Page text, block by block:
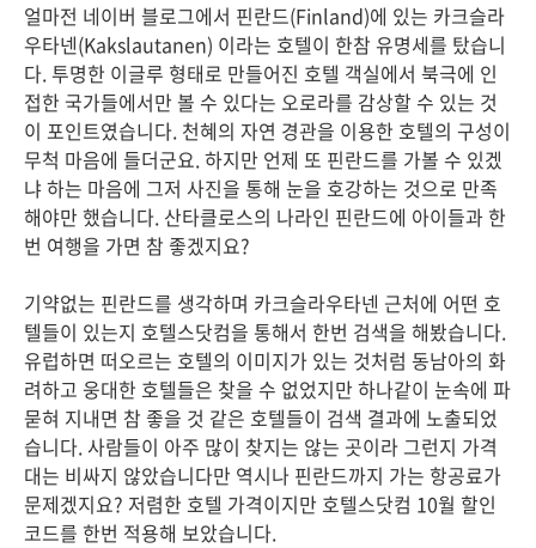
얼마전 네이버 블로그에서 핀란드(Finland)에 있는 카크슬라
우타넨(Kakslautanen) 이라는 호텔이 한참 유명세를 탔습니
다. 투명한 이글루 형태로 만들어진 호텔 객실에서 북극에 인
접한 국가들에서만 볼 수 있다는 오로라를 감상할 수 있는 것
이 포인트였습니다. 천혜의 자연 경관을 이용한 호텔의 구성이
무척 마음에 들더군요. 하지만 언제 또 핀란드를 가볼 수 있겠
냐 하는 마음에 그저 사진을 통해 눈을 호강하는 것으로 만족
해야만 했습니다. 산타클로스의 나라인 핀란드에 아이들과 한
번 여행을 가면 참 좋겠지요?
기약없는 핀란드를 생각하며 카크슬라우타넨 근처에 어떤 호
텔들이 있는지 호텔스닷컴을 통해서 한번 검색을 해봤습니다.
유럽하면 떠오르는 호텔의 이미지가 있는 것처럼 동남아의 화
려하고 웅대한 호텔들은 찾을 수 없었지만 하나같이 눈속에 파
묻혀 지내면 참 좋을 것 같은 호텔들이 검색 결과에 노출되었
습니다. 사람들이 아주 많이 찾지는 않는 곳이라 그런지 가격
대는 비싸지 않았습니다만 역시나 핀란드까지 가는 항공료가
문제겠지요? 저렴한 호텔 가격이지만 호텔스닷컴 10월 할인
코드를 한번 적용해 보았습니다.